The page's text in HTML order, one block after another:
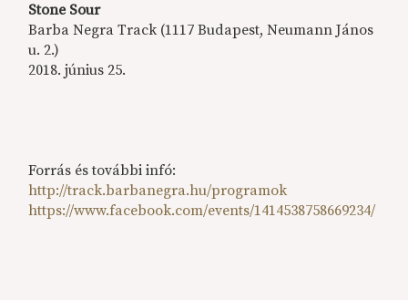
Stone Sour
Barba Negra Track (1117 Budapest, Neumann János
u. 2.)
2018. június 25.
Forrás és további infó:
http://track.barbanegra.hu/programok
https://www.facebook.com/events/1414538758669234/